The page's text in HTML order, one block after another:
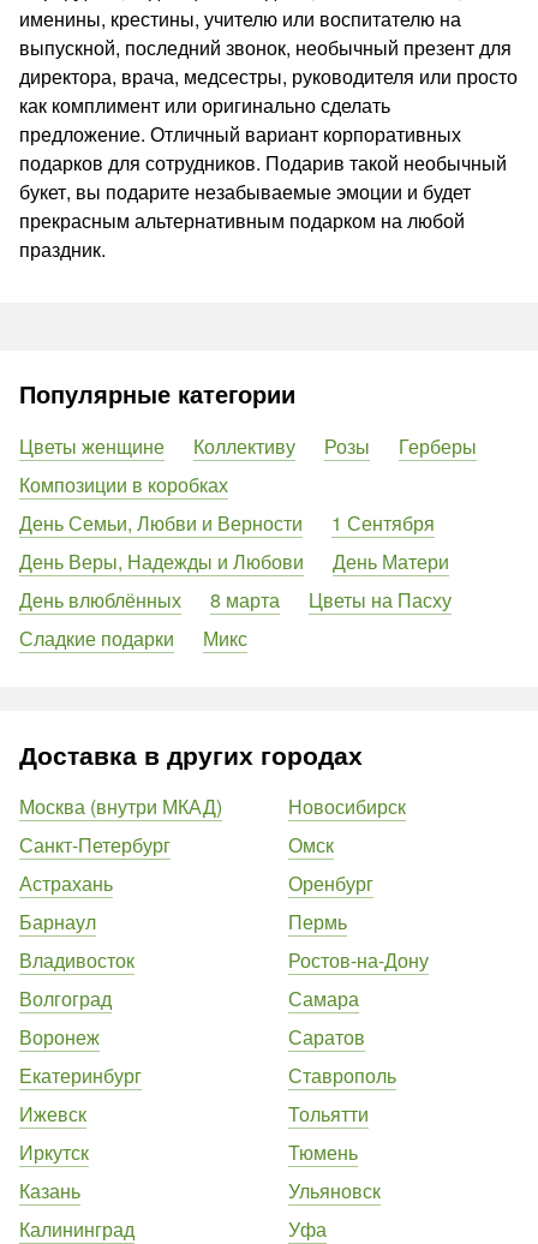
именины, крестины, учителю или воспитателю на
выпускной, последний звонок, необычный презент для
директора, врача, медсестры, руководителя или просто
как комплимент или оригинально сделать
предложение. Отличный вариант корпоративных
подарков для сотрудников. Подарив такой необычный
букет, вы подарите незабываемые эмоции и будет
прекрасным альтернативным подарком на любой
праздник.
Популярные категории
Цветы женщине Коллективу Розы
Герберы
Композиции в коробках
День Семьи, Любви и Верности
1 Сентября
День Веры, Надежды и Любови
День Матери
День влюблённых
8 марта
Цветы на Пасху
Сладкие подарки
Микс
Доставка в других городах
Москва (внутри МКАД)
Санкт-Петербург
Астрахань
Барнаул
Владивосток
Волгоград
Воронеж
Екатеринбург
Ижевск
Иркутск
Казань
Калининград
Новосибирск
Омск
Оренбург
Пермь
Ростов-на-Дону
Самара
Саратов
Ставрополь
Тольятти
Тюмень
Ульяновск
Уфа